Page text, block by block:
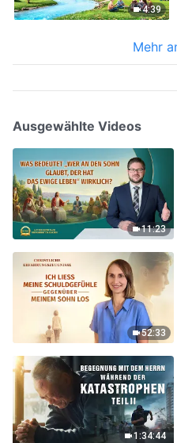
4:39
Mehr
Ausgewählte Videos
11:23
52:33
1:34:44